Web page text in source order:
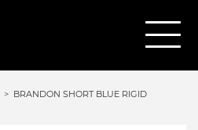
BRANDON SHORT BLUE RIGID